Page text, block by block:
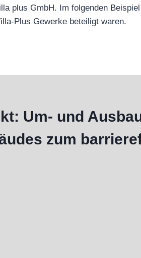
plus GmbH. Im folgenden
Plus Gewerke beteiligt waren.
: Um- und
zum